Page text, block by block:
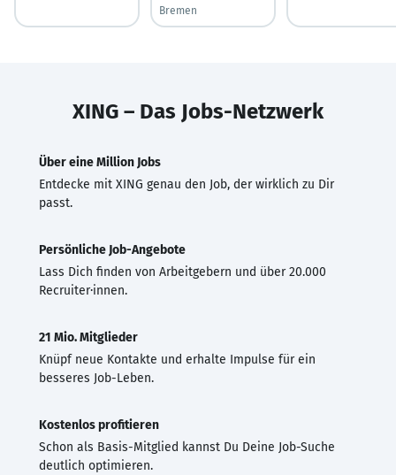
Bremen
XING – Das Jobs-Netzwerk
Über eine Million Jobs
Entdecke mit XING genau den Job, der wirklich zu Dir
passt.
Persönliche Job-Angebote
Lass Dich finden von Arbeitgebern und über 20.000
Recruiter·innen.
21 Mio. Mitglieder
Knüpf neue Kontakte und erhalte Impulse für ein
besseres Job-Leben.
Kostenlos profitieren
Schon als Basis-Mitglied kannst Du Deine Job-Suche
deutlich optimieren.